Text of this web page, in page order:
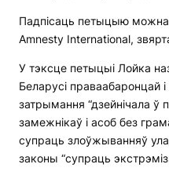
Падпісаць петыцыю
Amnesty International,
У тэксце петыцыі Лойка
Беларусі праваабаронцай
затрымання “дзейнічала ў
замежнікаў і асоб без
супраць злоўжыванняў
законы “супраць